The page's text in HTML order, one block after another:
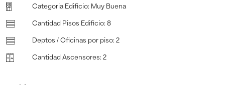
Categoria Edificio: Muy Buena
Cantidad Pisos Edificio: 8
Deptos / Oficinas por piso: 2
Cantidad Ascensores: 2